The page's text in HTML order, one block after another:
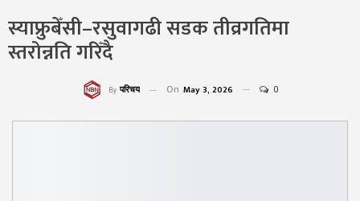
स्याफ्रुबेँसी–रसुवागढी सडक तीव्रगतिमा
स्तरोन्नति गरिँदै
By परिचय On May 3, 2026 0